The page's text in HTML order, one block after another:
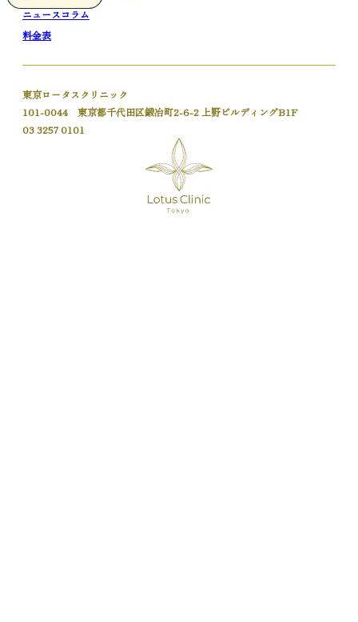
ニュースコラム
料金表
東京ロータスクリニック
101-0044 東京都千代田区鍛冶町2-6-2 上野ビルディングB1F
03 3257 0101